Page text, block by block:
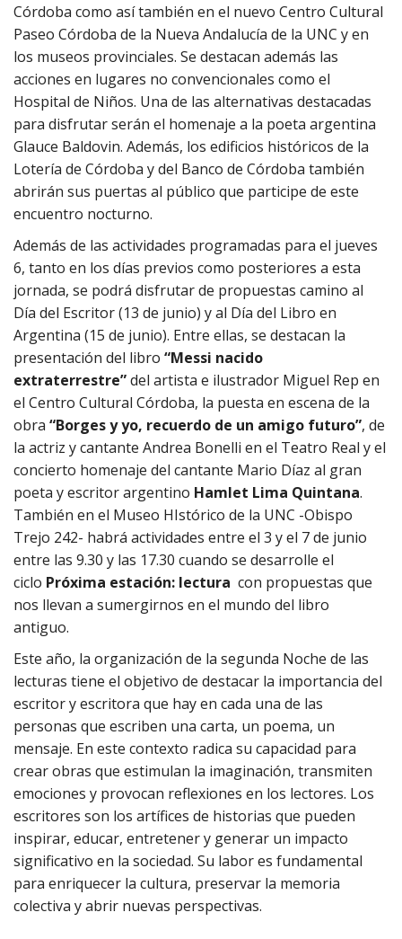
Córdoba como así también en el nuevo Centro Cultural
Paseo Córdoba de la Nueva Andalucía de la UNC y en
los museos provinciales. Se destacan además las
acciones en lugares no convencionales como el
Hospital de Niños. Una de las alternativas destacadas
para disfrutar serán el homenaje a la poeta argentina
Glauce Baldovin. Además, los edificios históricos de la
Lotería de Córdoba y del Banco de Córdoba también
abrirán sus puertas al público que participe de este
encuentro nocturno.
Además de las actividades programadas para el jueves
6, tanto en los días previos como posteriores a esta
jornada, se podrá disfrutar de propuestas camino al
Día del Escritor (13 de junio) y al Día del Libro en
Argentina (15 de junio). Entre ellas, se destacan la
presentación del libro “Messi nacido
extraterrestre”del artista e ilustrador Miguel Rep en
el Centro Cultural Córdoba, la puesta en escena de la
obra “Borges y yo, recuerdo de un amigo futuro”, de
la actriz y cantante Andrea Bonelli en el Teatro Real y el
concierto homenaje del cantante Mario Díaz al gran
poeta y escritor argentino Hamlet Lima Quintana.
También en el Museo HIstórico de la UNC -Obispo
Trejo 242- habrá actividades entre el 3 y el 7 de junio
entre las 9.30 y las 17.30 cuando se desarrolle el
ciclo Próxima estación: lectura con propuestas que
nos llevan a sumergirnos en el mundo del libro
antiguo.
Este año, la organización de la segunda Noche de las
lecturas tiene el objetivo de destacar la importancia del
escritor y escritora que hay en cada una de las
personas que escriben una carta, un poema, un
mensaje. En este contexto radica su capacidad para
crear obras que estimulan la imaginación, transmiten
emociones y provocan reflexiones en los lectores. Los
escritores son los artífices de historias que pueden
inspirar, educar, entretener y generar un impacto
significativo en la sociedad. Su labor es fundamental
para enriquecer la cultura, preservar la memoria
colectiva y abrir nuevas perspectivas.